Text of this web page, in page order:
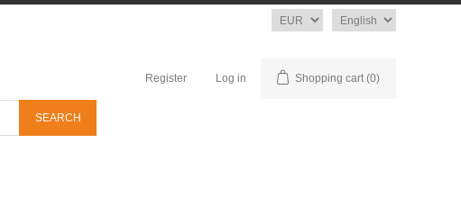
Language
Currency
Register Log in Shopping cart (0)